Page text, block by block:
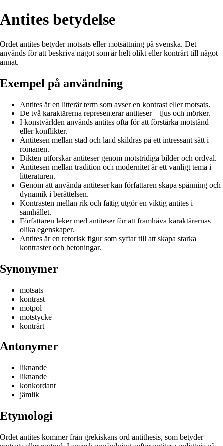
Antites betydelse
Ordet antites betyder motsats eller motsättning på svenska. Det
används för att beskriva något som är helt olikt eller konträrt till något
annat.
Exempel på användning
Antites är en litterär term som avser en kontrast eller motsats.
De två karaktärerna representerar antiteser – ljus och mörker.
I konstvärlden används antites ofta för att förstärka motstånd
eller konflikter.
Antitesen mellan stad och land skildras på ett intressant sätt i
romanen.
Dikten utforskar antiteser genom motstridiga bilder och ordval.
Antitesen mellan tradition och modernitet är ett vanligt tema i
litteraturen.
Genom att använda antiteser kan författaren skapa spänning och
dynamik i berättelsen.
Kontrasten mellan rik och fattig utgör en viktig antites i
samhället.
Författaren leker med antiteser för att framhäva karaktärernas
olika egenskaper.
Antites är en retorisk figur som syftar till att skapa starka
kontraster och betoningar.
Synonymer
motsats
kontrast
motpol
motstycke
konträrt
Antonymer
liknande
liknande
konkordant
jämlik
Etymologi
Ordet antites kommer från grekiskans ord antithesis, som betyder